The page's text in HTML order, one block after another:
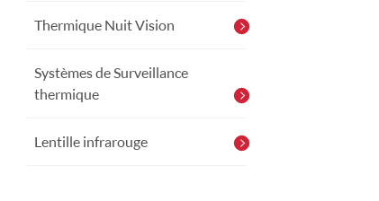
Thermique Nuit Vision
Systèmes de Surveillance
thermique
Lentille infrarouge